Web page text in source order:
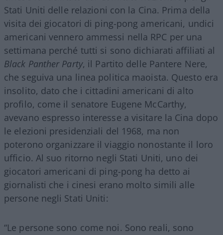
Stati Uniti delle relazioni con la Cina. Prima della
visita dei giocatori di ping-pong americani, undici
americani vennero ammessi nella RPC per una
settimana perché tutti si sono dichiarati affiliati al
Black Panther Party, il Partito delle Pantere Nere,
che seguiva una linea politica maoista. Questo era
insolito, dato che i cittadini americani di alto
profilo, come il senatore Eugene McCarthy,
avevano espresso interesse a visitare la Cina dopo
le elezioni presidenziali del 1968, ma non
poterono organizzare il viaggio nonostante il loro
ufficio. Al suo ritorno negli Stati Uniti, uno dei
giocatori americani di ping-pong ha detto ai
giornalisti che i cinesi erano molto simili alle
persone negli Stati Uniti:
“Le persone sono come noi. Sono reali, sono